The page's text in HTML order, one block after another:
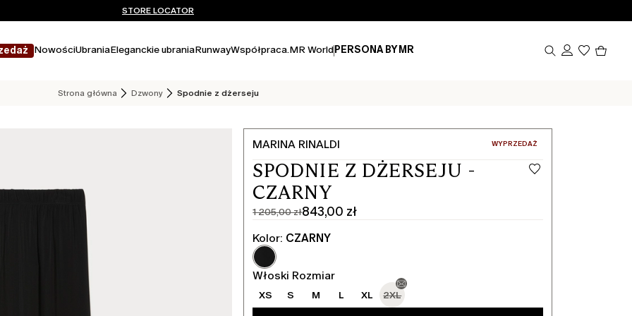
DARMOWA DOSTAWA I ZWROTY
Nie masz konta? ZAREJESTRUJ SIĘ TERAZ
STORE LOCATOR
NowościUbraniaEleganckie ubraniaRunwayWspółpraca.MR World PERSONA BY MR
Strona główna Dzwony Spodnie z dżerseju
MARINA RINALDI :WYPRZEDAŻ
SPODNIE Z DŻERSEJU -
CZARNY
1 205,00 zł
Cena
pierwotna
1 205,00
zł
843,00 zł
Aktualna
cena
843,00
zł
Kolor: CZARNY
Włoski Rozmiar
XS S M L XL 2XL